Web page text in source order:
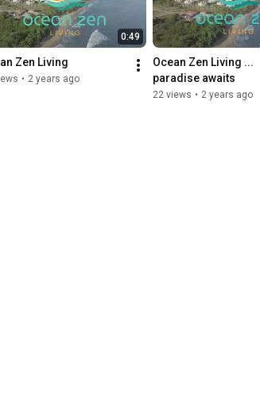
0:49
Zen Living
• 2 years ago
Ocean Zen Living ...
paradise awaits
22 views • 2 years ago